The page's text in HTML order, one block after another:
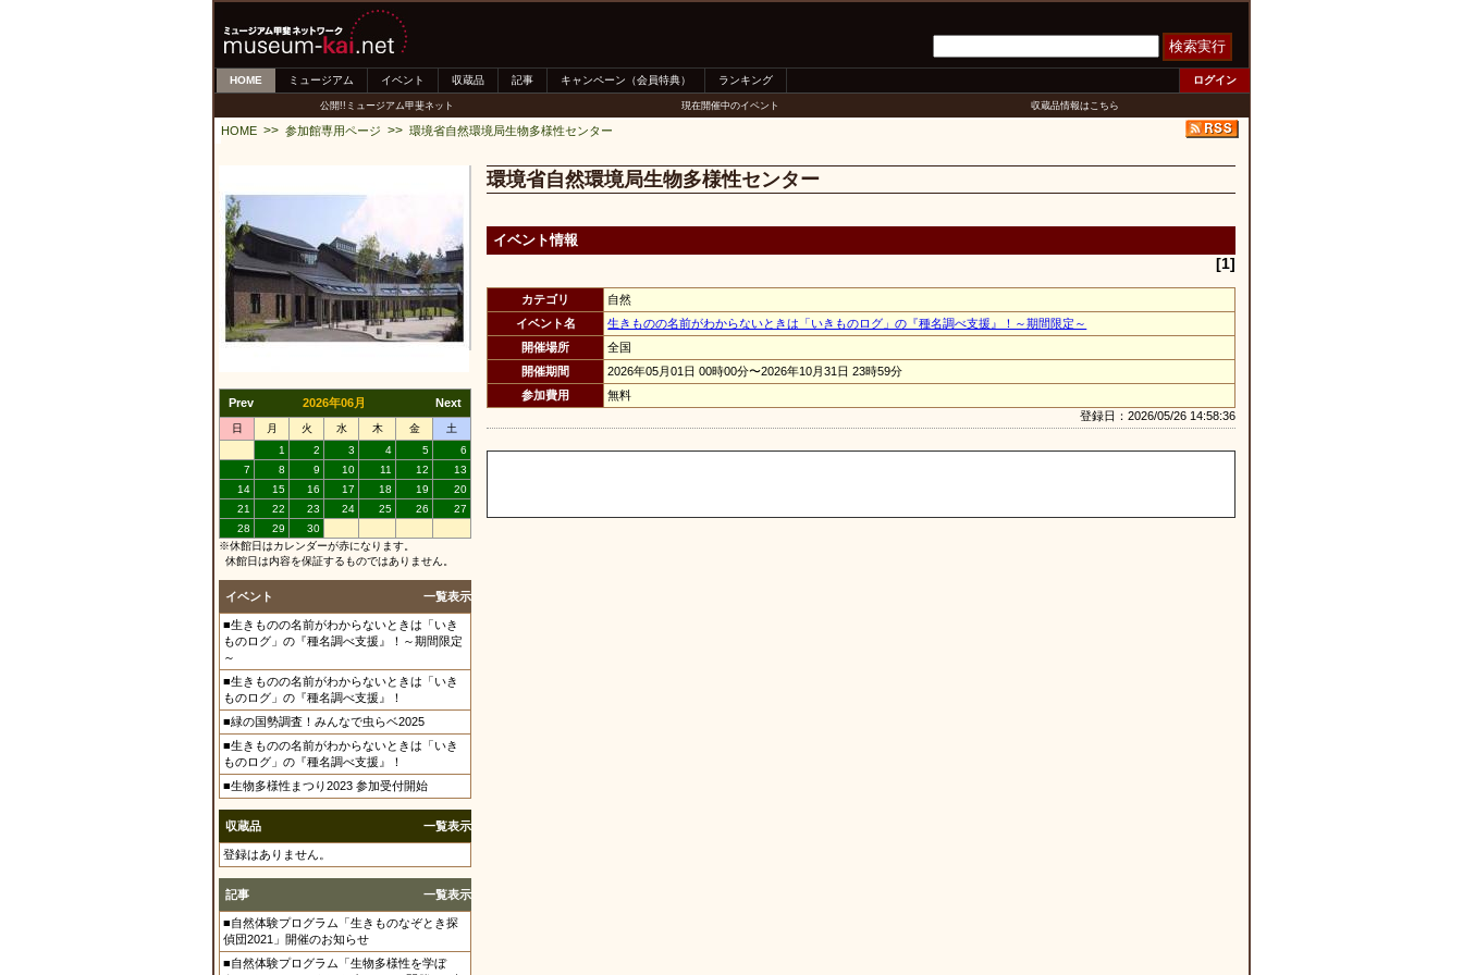
検索実行
HOME ミュージアム イベント 収蔵品 記事 キャンペーン（会員特典） ランキング ログイン
公開!!ミュージアム甲斐ネット 現在開催中のイベント 収蔵品情報はこちら
HOME >> 参加館専用ページ >> 環境省自然環境局生物多様性センター
Prev 2026年06月 Next
日 月 火 水 木 金
土
1
2 3 4 5
6
7
8 9 10 11 12
13
14
15 16 17 18 19
20
21
22 23 24 25 26
27
28
29
30
※休館日はカレンダーが赤になります。
休館日は内容を保証するものではありません。
イベント 一覧表示
■生きものの名前がわからないときは「いき
ものログ」の『種名調べ支援』！～期間限定
～
■生きものの名前がわからないときは「いき
ものログ」の『種名調べ支援』！
■緑の国勢調査！みんなで虫らベ2025
■生きものの名前がわからないときは「いき
ものログ」の『種名調べ支援』！
■生物多様性まつり2023 参加受付開始
収蔵品 一覧表示
登録はありません。
記事 一覧表示
■自然体験プログラム「生きものなぞとき探
偵団2021」開催のお知らせ
■自然体験プログラム「生物多様性を学ぼ
環境省自然環境局生物多様性センター
イベント情報
[1]
カテゴリ
自然
イベント名
生きものの名前がわからないときは「いきものログ」の『種名調べ支援』！～期間限定～
開催場所
全国
開催期間
2026年05月01日 00時00分〜2026年10月31日 23時59分
参加費用
無料
登録日：2026/05/26 14:58:36